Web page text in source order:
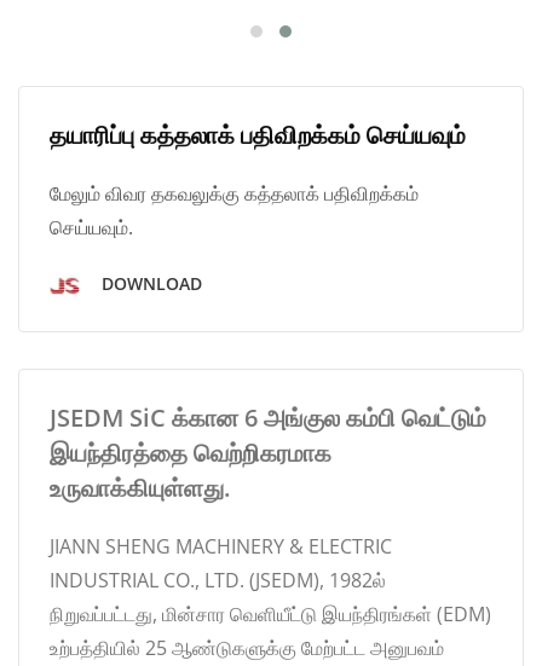
தயாரிப்பு கத்தலாக் பதிவிறக்கம் செய்யவும்
மேலும் விவர தகவலுக்கு கத்தலாக் பதிவிறக்கம்
செய்யவும்.
DOWNLOAD
JSEDM SiC க்கான 6 அங்குல கம்பி வெட்டும்
இயந்திரத்தை வெற்றிகரமாக
உருவாக்கியுள்ளது.
JIANN SHENG MACHINERY & ELECTRIC
INDUSTRIAL CO., LTD. (JSEDM), 1982ல்
நிறுவப்பட்டது, மின்சார வெளியீட்டு இயந்திரங்கள் (EDM)
உற்பத்தியில் 25 ஆண்டுகளுக்கு மேற்பட்ட அனுபவம்